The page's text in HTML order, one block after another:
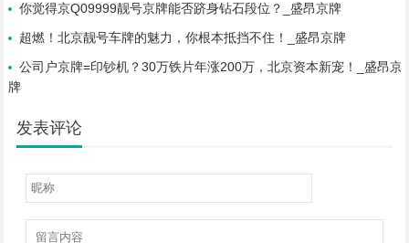
你觉得京Q09999靓号京牌能否跻身钻石段位？_盛昂京牌
超燃！北京靓号车牌的魅力，你根本抵挡不住！_盛昂京牌
公司户京牌=印钞机？30万铁片年涨200万，北京资本新宠！_盛昂京
牌
发表评论